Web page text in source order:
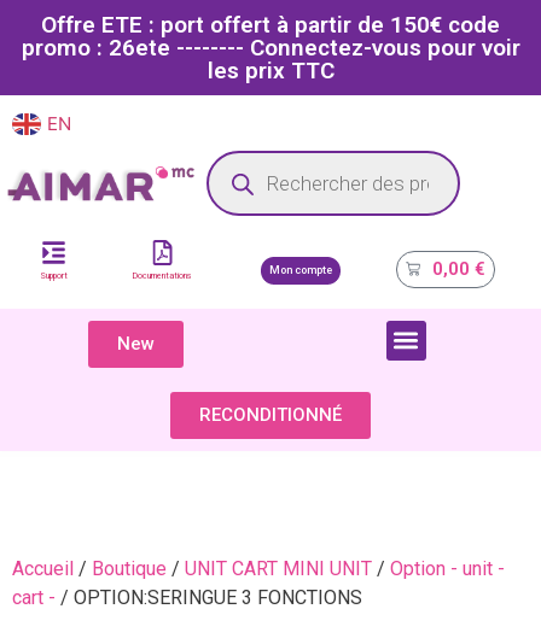
Offre ETE : port offert à partir de 150€ code
promo : 26ete -------- Connectez-vous pour voir
les prix TTC
EN
Site dédié aux professionnels de la santé
Support Documentations
Mon compte 0,00€
New
RECONDITIONNÉ
Accueil / Boutique / UNIT CART MINI UNIT / Option - unit -
cart - / OPTION:SERINGUE 3 FONCTIONS